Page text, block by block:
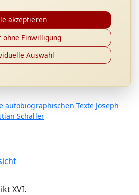
Huber, Generalpräses von
autobiographischen Texte Joseph
Schaller
akzeptieren
ohne Einwilligung
Auswahl